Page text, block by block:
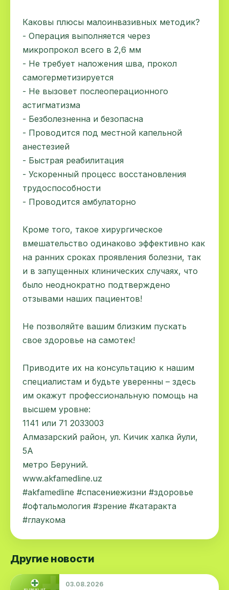
Каковы плюсы малоинвазивных методик?
- Операция выполняется через
микропрокол всего в 2,6 мм
- Не требует наложения шва, прокол
самогерметизируется
- Не вызовет послеоперационного
астигматизма
- Безболезненна и безопасна
- Проводится под местной капельной
анестезией
- Быстрая реабилитация
- Ускоренный процесс восстановления
трудоспособности
- Проводится амбулаторно
Кроме того, такое хирургическое
вмешательство одинаково эффективно как
на ранних сроках проявления болезни, так
и в запущенных клинических случаях, что
было неоднократно подтверждено
отзывами наших пациентов!
Не позволяйте вашим близким пускать
свое здоровье на самотек!
Приводите их на консультацию к нашим
специалистам и будьте уверенны – здесь
им окажут профессиональную помощь на
высшем уровне:
1141 или 71 2033003
Алмазарский район, ул. Кичик халка йули,
5А
метро Беруний.
www.akfamedline.uz
#akfamedline #спасениежизни #здоровье
#офтальмология #зрение #катаракта
#глаукома
Другие новости
03.08.2026